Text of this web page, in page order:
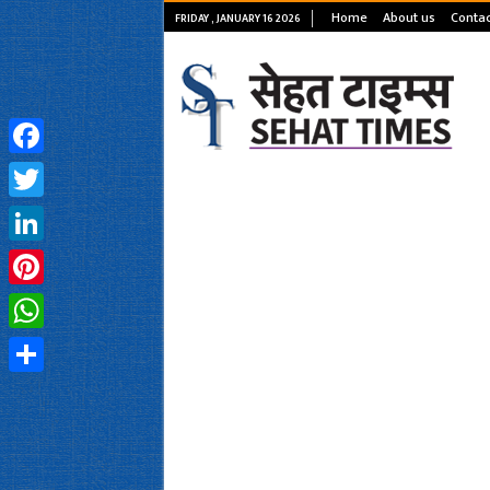
FRIDAY , JANUARY 16 2026 Home About us
Facebook
Twitter
LinkedIn
Pinterest
WhatsApp
Share